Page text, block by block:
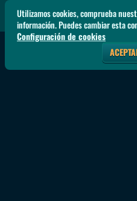
Utilizamos cookies, comprueba
información. Puedes cambiar esta
Configuración de cookies